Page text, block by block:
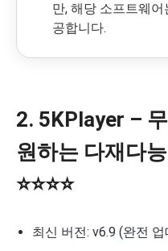
만, 해당 소프트웨
공합니다.
2. 5KPlayer –
원하는 다재다
⭐⭐⭐⭐
최신 버전: v6.9 (완전